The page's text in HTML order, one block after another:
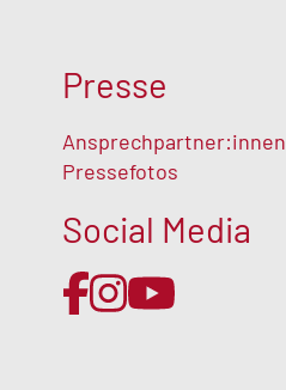
Presse
Ansprechpartner:innen
Pressefotos
Social Media